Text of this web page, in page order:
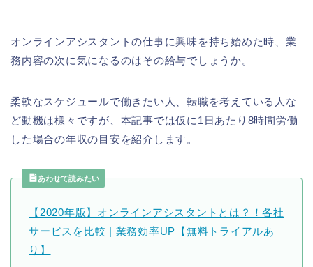
オンラインアシスタントの仕事に興味を持ち始めた時、業
務内容の次に気になるのはその給与でしょうか。
柔軟なスケジュールで働きたい人、転職を考えている人な
ど動機は様々ですが、本記事では仮に1日あたり8時間労働
した場合の年収の目安を紹介します。
あわせて読みたい
【2020年版】オンラインアシスタントとは？！各社
サービスを比較 | 業務効率UP【無料トライアルあ
り】